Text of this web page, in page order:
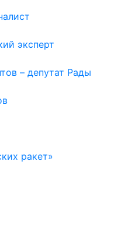
эксперт
– депутат Рады
ракет»